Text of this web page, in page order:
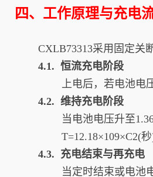
四、工作原理与充电
CXLB73313采用固定关
4.1. 恒流充电阶段
上电后，若电池电
4.2. 维持充电阶段
当电池电压升至
T=12.18×109×C2(
4.3. 充电结束与再充电
当定时结束或电池